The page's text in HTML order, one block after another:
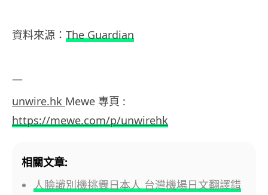
資料來源： The Guardian
—
unwire.hk Mewe 專頁 :
https://mewe.com/p/unwirehk
相關文章:
人臉識別機挑釁日本人 台灣機場日文翻譯錯